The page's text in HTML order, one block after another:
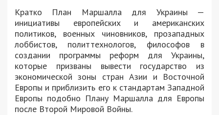
Кратко План Маршалла для Украины —
инициативы европейских и американских
политиков, военных чиновников, прозападных
лоббистов, политтехнологов, философов в
создании программы реформ для Украины,
которые призваны вывести государство из
экономической зоны стран Азии и Восточной
Европы и приблизить его к стандартам Западной
Европы подобно Плану Маршалла для Европы
после Второй Мировой Войны.